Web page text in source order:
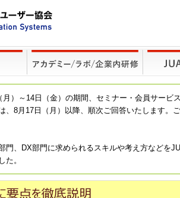
月）～14日（金）の期間、セミナー・会員サー
、8月17日（月）以降、順次ご回答いたします。
、DX部門に求められるスキルや考え方などを
た。